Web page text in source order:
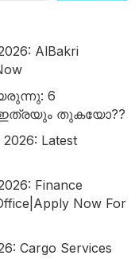
AlBakri
6
ഇത്രയും തുകയോ??
Latest
Finance
Now For
Cargo Services